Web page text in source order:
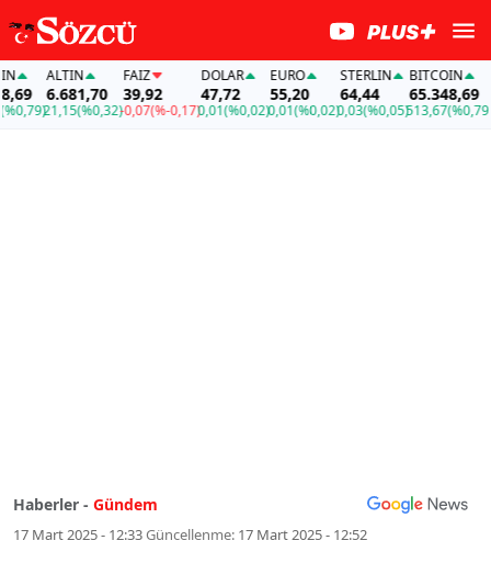
ALTIN
6.681,70
21,15(%0,32)
FAİZ
39,92
-0,07(%-0,17)
DOLAR
47,72
0,01(%0,02)
EURO
55,20
0,01(%0,02)
STERLIN
64,44
0,03(%0,05)
BITCOIN
65.348,69
513,67(%0,79)
Haberler - Gündem
17 Mart 2025 - 12:33Güncellenme: 17 Mart 2025 - 12:52